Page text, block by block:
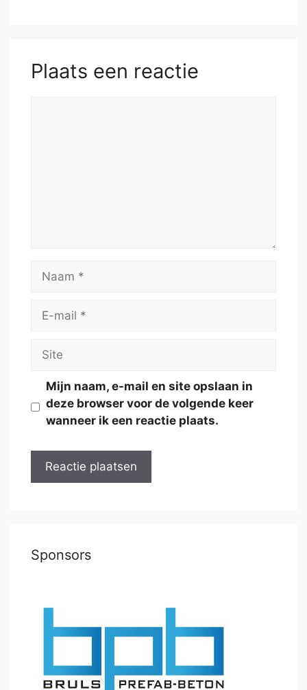
Plaats een reactie
Naam
Site
Mijn naam, e-mail en site opslaan in
deze browser voor de volgende keer
wanneer ik een reactie plaats.
Sponsors